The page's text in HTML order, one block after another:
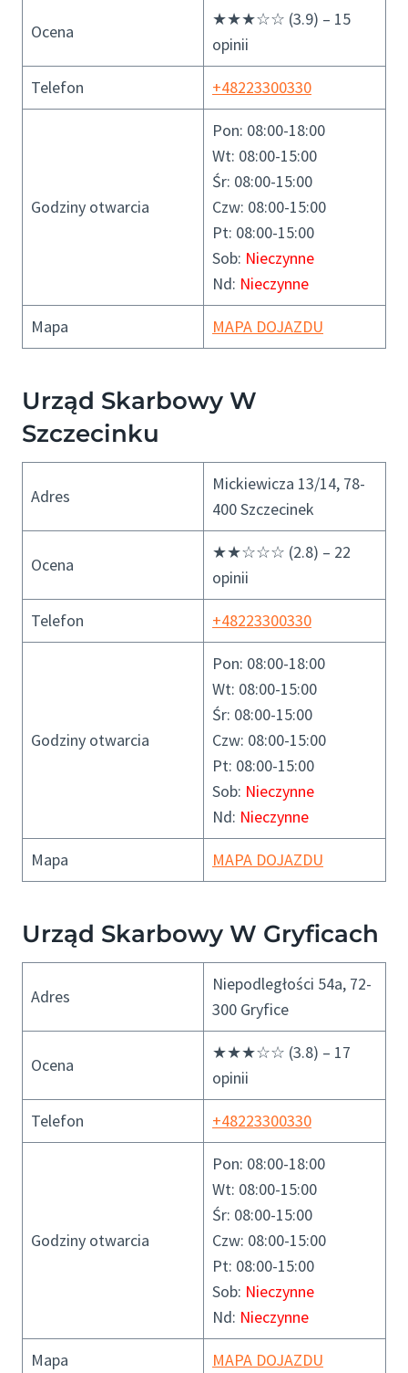
Ocena
★★★☆☆ (3.9) – 15
opinii
Telefon +48223300330
Godziny otwarcia
Pon: 08:00-18:00
Wt: 08:00-15:00
Śr: 08:00-15:00
Czw: 08:00-15:00
Pt: 08:00-15:00
Sob: Nieczynne
Nd: Nieczynne
Mapa MAPA DOJAZDU
Urząd Skarbowy W
Szczecinku
Adres
Mickiewicza 13/14, 78-
400 Szczecinek
Ocena
★★☆☆☆ (2.8) – 22
opinii
Telefon +48223300330
Godziny otwarcia
Pon: 08:00-18:00
Wt: 08:00-15:00
Śr: 08:00-15:00
Czw: 08:00-15:00
Pt: 08:00-15:00
Sob: Nieczynne
Nd: Nieczynne
Mapa MAPA DOJAZDU
Urząd Skarbowy W Gryficach
Adres
Niepodległości 54a, 72-
300 Gryfice
Ocena
★★★☆☆ (3.8) – 17
opinii
Telefon +48223300330
Godziny otwarcia
Pon: 08:00-18:00
Wt: 08:00-15:00
Śr: 08:00-15:00
Czw: 08:00-15:00
Pt: 08:00-15:00
Sob: Nieczynne
Nd: Nieczynne
Mapa MAPA DOJAZDU